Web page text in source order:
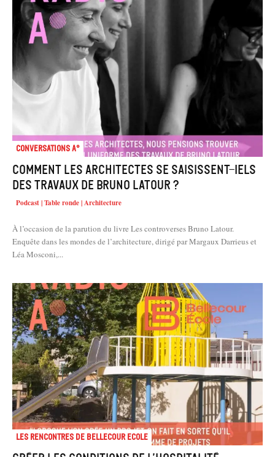
Conversations A°
Comment les architectes se saisissent-iels
des travaux de Bruno Latour ?
Podcast | Table ronde | Architecture
À l’occasion de la parution du livre Les controverses Bruno Latour.
Enquête dans les mondes de l’architecture, dirigé par Margaux Darrieus et
Léa Mosconi,...
Les rencontres de Bellecour Ecole